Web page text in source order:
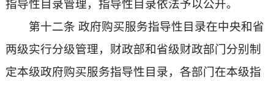
指导性目录管理，指导性目录依法予以公开。
第十二条 政府购买服务指导性目录在中央和省
两级实行分级管理，财政部和省级财政部门分别制
定本级政府购买服务指导性目录，各部门在本级指